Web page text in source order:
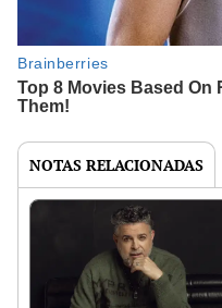
NOTAS RELACIONADAS